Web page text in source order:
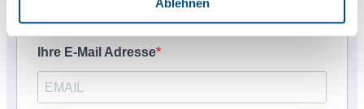
Ihre E-Mail Adresse